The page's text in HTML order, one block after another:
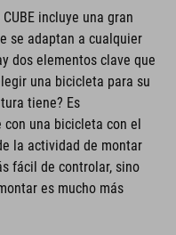
incluye una gran
se adaptan a cualquier
dos elementos clave que
una bicicleta para su
tiene? Es
una bicicleta con el
la actividad de montar
fácil de controlar, sino
es mucho más